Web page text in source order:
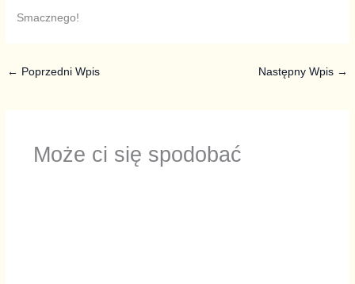
Smacznego!
← Poprzedni Wpis Następny Wpis →
Może ci się spodobać